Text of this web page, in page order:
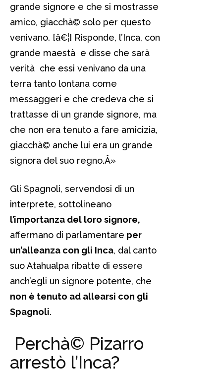
grande signore e che si mostrasse
amico, giacchà© solo per questo
venivano. [â€¦] Risponde, l’Inca, con
grande maestà e disse che sarà
verità che essi venivano da una
terra tanto lontana come
messaggeri e che credeva che si
trattasse di un grande signore, ma
che non era tenuto a fare amicizia,
giacchà© anche lui era un grande
signora del suo regno.Â»
Gli Spagnoli, servendosi di un
interprete, sottolineano
l’importanza del loro signore,
affermano di parlamentare per
un’alleanza con gli Inca, dal canto
suo Atahualpa ribatte di essere
anch’egli un signore potente, che
non è tenuto ad allearsi con gli
Spagnoli.
Perchà© Pizarro
arrestò l’Inca?